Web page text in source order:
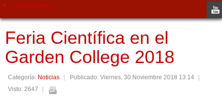
Informaciones
Feria Científica en el
Garden College 2018
Categoría: Noticias
Publicado: Viernes, 30 Noviembre 2018 13:14
Visto: 2647